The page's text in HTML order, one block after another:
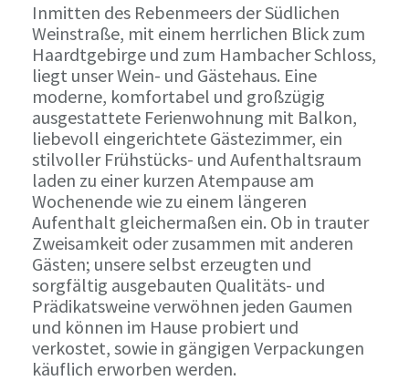
Inmitten des Rebenmeers der Südlichen
Weinstraße, mit einem herrlichen Blick zum
Haardtgebirge und zum Hambacher Schloss,
liegt unser Wein- und Gästehaus. Eine
moderne, komfortabel und großzügig
ausgestattete Ferienwohnung mit Balkon,
liebevoll eingerichtete Gästezimmer, ein
stilvoller Frühstücks- und Aufenthaltsraum
laden zu einer kurzen Atempause am
Wochenende wie zu einem längeren
Aufenthalt gleichermaßen ein. Ob in trauter
Zweisamkeit oder zusammen mit anderen
Gästen; unsere selbst erzeugten und
sorgfältig ausgebauten Qualitäts- und
Prädikatsweine verwöhnen jeden Gaumen
und können im Hause probiert und
verkostet, sowie in gängigen Verpackungen
käuflich erworben werden.